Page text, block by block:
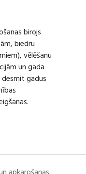
birojs
biedru
vēlēšanu
un gada
gadus